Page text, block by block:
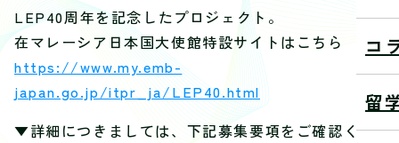
コ
留
LEP40周年を記念したプロジェクト。
在マレーシア日本国大使館特設サイトはこちら
https://www.my.emb-
japan.go.jp/itpr_ja/LEP40.html
▼詳細につきましては、下記募集要項をご確認くだ